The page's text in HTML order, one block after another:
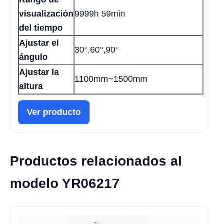
visualización
del tiempo
9999h 59min
Ajustar el
ángulo
30°,60°,90°
Ajustar la
altura
1100mm~1500mm
Ver producto
Productos relacionados al
modelo YR06217